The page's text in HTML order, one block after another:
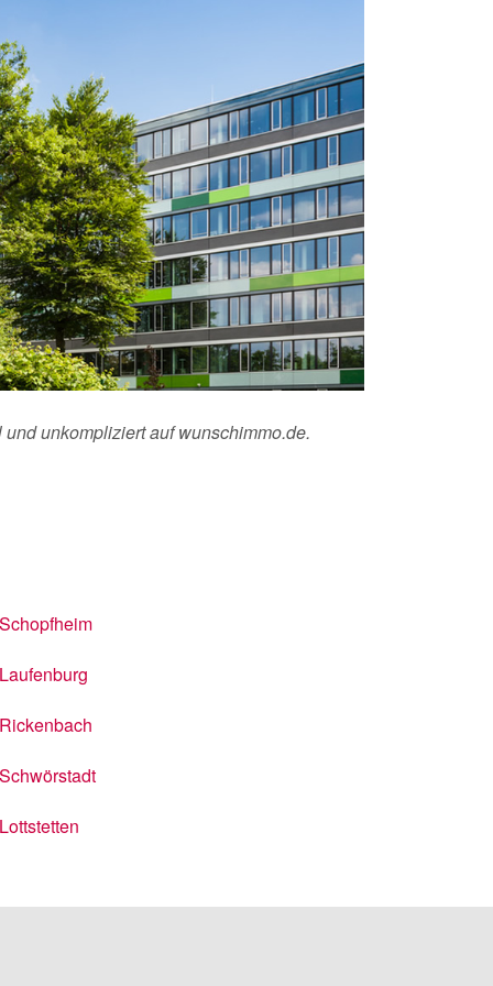
unkompliziert auf wunschimmo.de.
Schopfheim
Laufenburg
Rickenbach
Schwörstadt
Lottstetten